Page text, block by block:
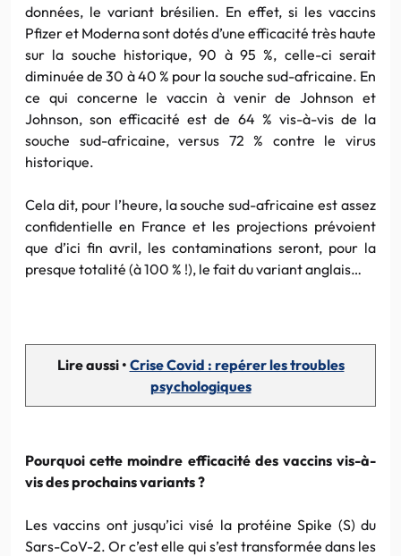
données, le variant brésilien. En effet, si les vaccins
Pfizer et Moderna sont dotés d’une efficacité très haute
sur la souche historique, 90 à 95 %, celle-ci serait
diminuée de 30 à 40 % pour la souche sud-africaine. En
ce qui concerne le vaccin à venir de Johnson et
Johnson, son efficacité est de 64 % vis-à-vis de la
souche sud-africaine, versus 72 % contre le virus
historique.
Cela dit, pour l’heure, la souche sud-africaine est assez
confidentielle en France et les projections prévoient
que d’ici fin avril, les contaminations seront, pour la
presque totalité (à 100 % !), le fait du variant anglais…
Lire aussi • Crise Covid : repérer les troubles
psychologiques
Pourquoi cette moindre efficacité des vaccins vis-à-
vis des prochains variants ?
Les vaccins ont jusqu’ici visé la protéine Spike (S) du
Sars-CoV-2. Or c’est elle qui s’est transformée dans les